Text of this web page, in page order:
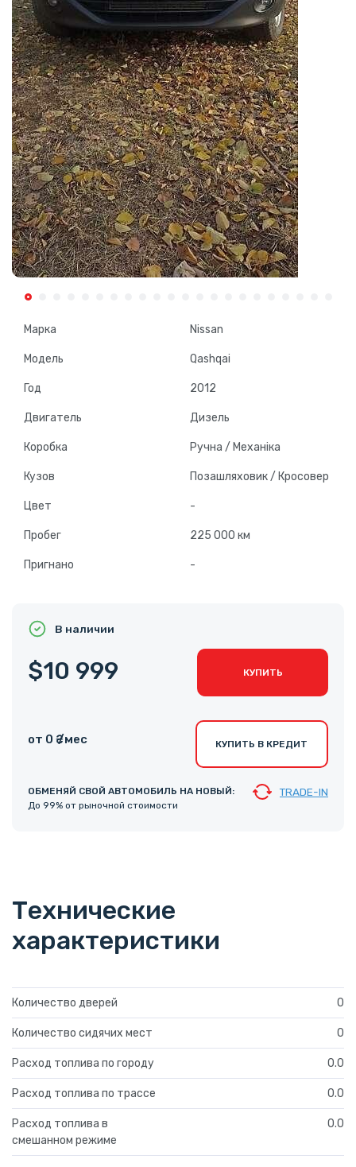
Марка Nissan
Модель Qashqai
Год 2012
Двигатель Дизель
Коробка Ручна / Механіка
Кузов Позашляховик / Кросовер
Цвет -
Пробег 225 000 км
Пригнано -
В наличии
$10 999 КУПИТЬ
от 0 ₴ /мес КУПИТЬ В КРЕДИТ
ОБМЕНЯЙ СВОЙ АВТОМОБИЛЬ НА НОВЫЙ:
До 99% от рыночной стоимости
TRADE-IN
Технические
характеристики
Количество дверей 0
Количество сидячих мест 0
Расход топлива по городу 0.0
Расход топлива по трассе 0.0
Расход топлива в
смешанном режиме
0.0